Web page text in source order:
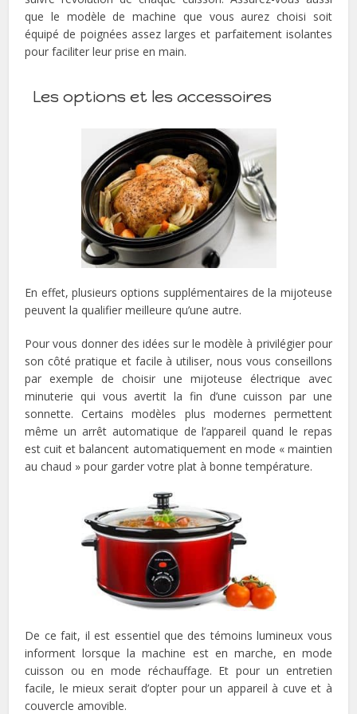
que le modèle de machine que vous aurez choisi soit
équipé de poignées assez larges et parfaitement isolantes
pour faciliter leur prise en main.
Les options et les accessoires
En effet, plusieurs options supplémentaires de la mijoteuse
peuvent la qualifier meilleure qu’une autre.
Pour vous donner des idées sur le modèle à privilégier pour
son côté pratique et facile à utiliser, nous vous conseillons
par exemple de choisir une mijoteuse électrique avec
minuterie qui vous avertit la fin d’une cuisson par une
sonnette. Certains modèles plus modernes permettent
même un arrêt automatique de l’appareil quand le repas
est cuit et balancent automatiquement en mode « maintien
au chaud » pour garder votre plat à bonne température.
De ce fait, il est essentiel que des témoins lumineux vous
informent lorsque la machine est en marche, en mode
cuisson ou en mode réchauffage. Et pour un entretien
facile, le mieux serait d’opter pour un appareil à cuve et à
couvercle amovible.